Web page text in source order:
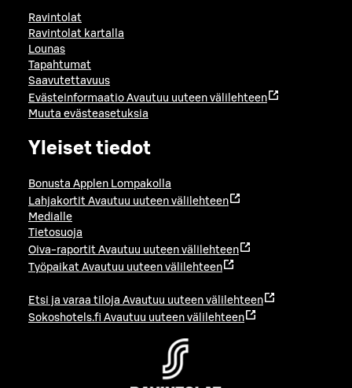
Ravintolat
Ravintolat kartalla
Lounas
Tapahtumat
Saavutettavuus
Evästeinformaatio Avautuu uuteen välilehteen
Muuta evästeasetuksia
Yleiset tiedot
Bonusta Applen Lompakolla
Lahjakortit Avautuu uuteen välilehteen
Medialle
Tietosuoja
Oiva-raportit Avautuu uuteen välilehteen
Työpaikat Avautuu uuteen välilehteen
Etsi ja varaa tiloja Avautuu uuteen välilehteen
Sokoshotels.fi Avautuu uuteen välilehteen